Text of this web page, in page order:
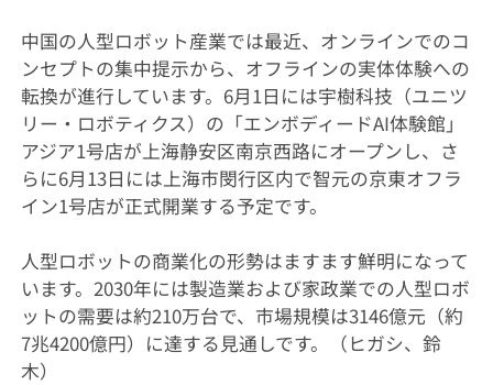
中国の人型ロボット産業では最近、オンラインでのコ
ンセプトの集中提示から、オフラインの実体体験への
転換が進行しています。6月1日には宇樹科技（ユニツ
リー・ロボティクス）の「エンボディードAI体験館」
アジア1号店が上海静安区南京西路にオープンし、さ
らに6月13日には上海市閔行区内で智元の京東オフラ
イン1号店が正式開業する予定です。
人型ロボットの商業化の形勢はますます鮮明になって
います。2030年には製造業および家政業での人型ロボ
ットの需要は約210万台で、市場規模は3146億元（約
7兆4200億円）に達する見通しです。（ヒガシ、鈴
木）